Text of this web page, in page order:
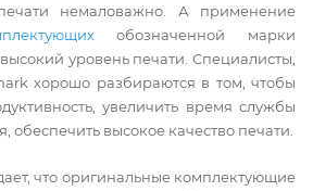
немаловажно. А применение
обозначенной марки
уровень печати. Специалисты,
хорошо разбираются в том, чтобы
увеличить время службы
обеспечить высокое качество печати.
что оригинальные комплектующие